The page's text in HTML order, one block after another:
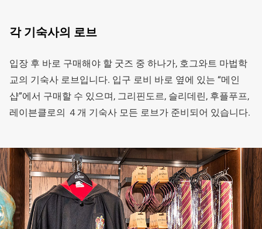
각 기숙사의 로브
입장 후 바로 구매해야 할 굿즈 중 하나가, 호그와트 마법학
교의 기숙사 로브입니다. 입구 로비 바로 옆에 있는 “메인
샵”에서 구매할 수 있으며, 그리핀도르, 슬리데린, 후플푸프,
레이븐클로의 ４개 기숙사 모든 로브가 준비되어 있습니다.